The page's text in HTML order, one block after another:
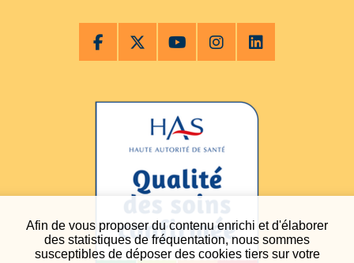
Afin de vous proposer du contenu enrichi et d'élaborer
des statistiques de fréquentation, nous sommes
susceptibles de déposer des cookies tiers sur votre